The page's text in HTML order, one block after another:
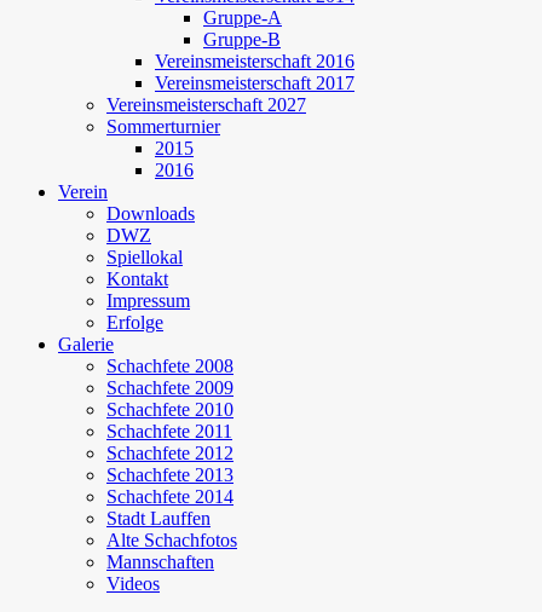
Gruppe-A
Gruppe-B
Vereinsmeisterschaft 2016
Vereinsmeisterschaft 2017
Vereinsmeisterschaft 2027
Sommerturnier
2015
2016
Verein
Downloads
DWZ
Spiellokal
Kontakt
Impressum
Erfolge
Galerie
Schachfete 2008
Schachfete 2009
Schachfete 2010
Schachfete 2011
Schachfete 2012
Schachfete 2013
Schachfete 2014
Stadt Lauffen
Alte Schachfotos
Mannschaften
Videos